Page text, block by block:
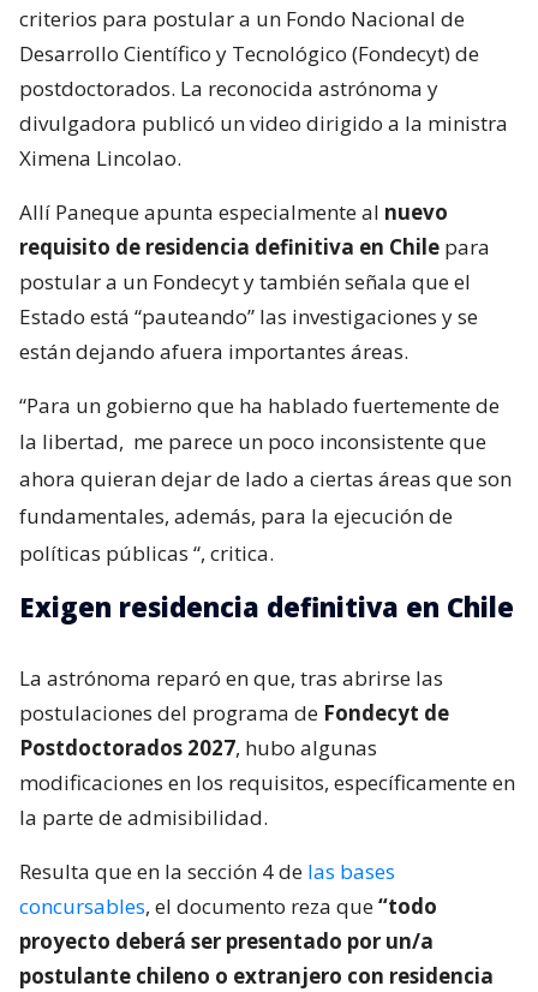
criterios para postular a un Fondo Nacional de
Desarrollo Científico y Tecnológico (Fondecyt) de
postdoctorados. La reconocida astrónoma y
divulgadora publicó un video dirigido a la ministra
Ximena Lincolao.
Allí Paneque apunta especialmente al nuevo
requisito de residencia definitiva en Chile para
postular a un Fondecyt y también señala que el
Estado está “pauteando” las investigaciones y se
están dejando afuera importantes áreas.
“Para un gobierno que ha hablado fuertemente de
la libertad, me parece un poco inconsistente que
ahora quieran dejar de lado a ciertas áreas que son
fundamentales, además, para la ejecución de
políticas públicas “, critica.
Exigen residencia definitiva en Chile
La astrónoma reparó en que, tras abrirse las
postulaciones del programa de Fondecyt de
Postdoctorados 2027, hubo algunas
modificaciones en los requisitos, específicamente en
la parte de admisibilidad.
Resulta que en la sección 4 de las bases
concursables, el documento reza que“todo
proyecto deberá ser presentado por un/a
postulante chileno o extranjero con residencia